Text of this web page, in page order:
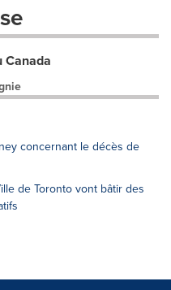
Canada
concernant le décès de
de Toronto vont bâtir des